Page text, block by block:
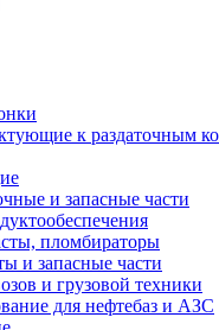
к раздаточным
и запасные части
пломбираторы
и запасные части
и грузовой техники
для нефтебаз и АЗС